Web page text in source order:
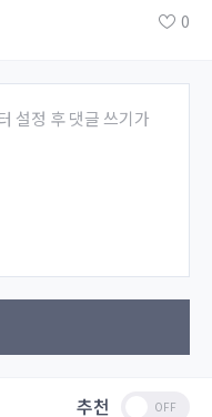
0
설정 후 댓글 쓰기가
추천